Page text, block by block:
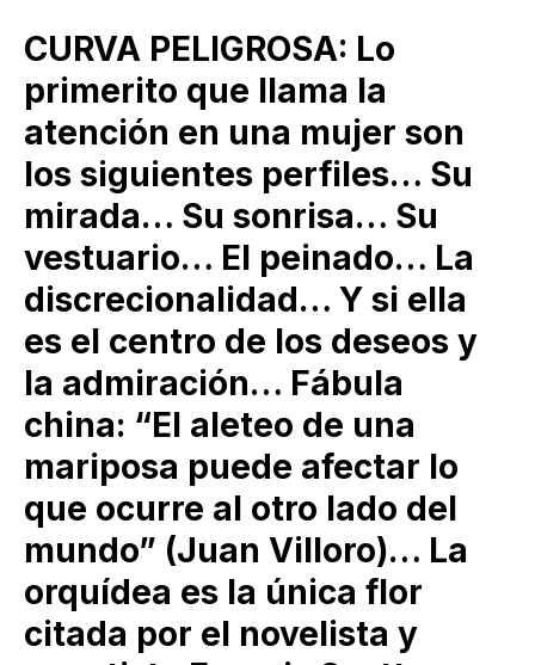
CURVA PELIGROSA: Lo
primerito que llama la
atención en una mujer son
los siguientes perfiles… Su
mirada… Su sonrisa… Su
vestuario… El peinado… La
discrecionalidad… Y si ella
es el centro de los deseos y
la admiración… Fábula
china: “El aleteo de una
mariposa puede afectar lo
que ocurre al otro lado del
mundo” (Juan Villoro)… La
orquídea es la única flor
citada por el novelista y